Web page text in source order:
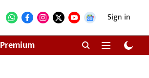
Sign in
Premium